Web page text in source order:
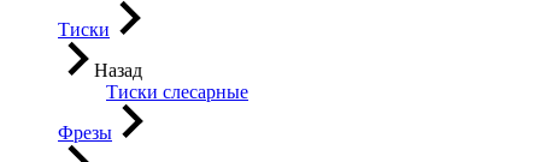
Тиски
Назад
Тиски слесарные
Фрезы